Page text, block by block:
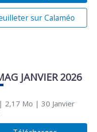
sur Calaméo
JANVIER 2026
Mo | 30 Janvier